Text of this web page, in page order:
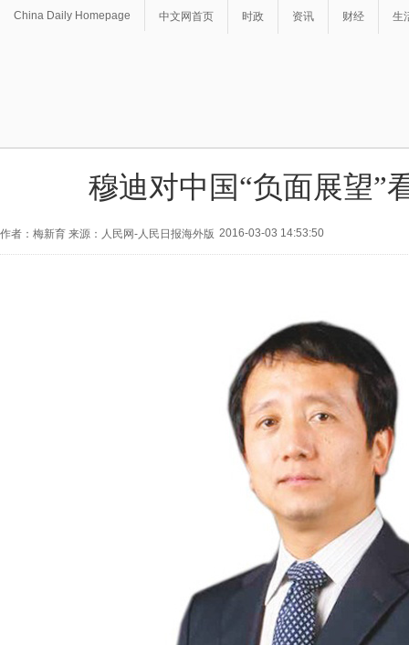
China Daily Homepage 中文网首页 时政 资讯 财经 生
穆迪对中国“负面展望”
作者：梅新育 来源：人民网-人民日报海外版 2016-03-03 14:53:50